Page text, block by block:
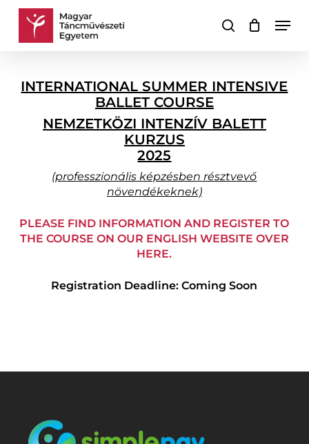
Skip
keresés
Kosár Kosár
INTERNATIONAL SUMMER INTENSIVE
BALLET COURSE
NEMZETKÖZI INTENZÍV BALETT
KURZUS
2025
(professzionális képzésben résztvevő
növendékeknek)
PLEASE FIND INFORMATION AND REGISTER TO
THE COURSE ON OUR ENGLISH WEBSITE OVER
HERE.
Registration Deadline: Coming Soon